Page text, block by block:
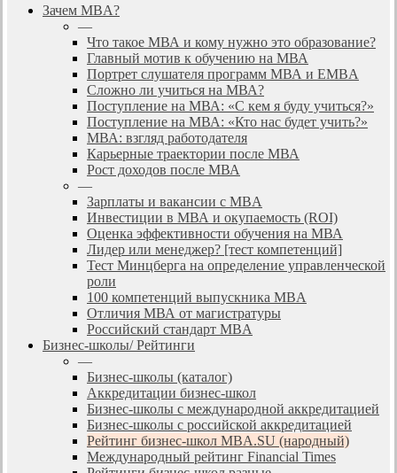
search
Menu
Зачем MBA?
—
Что такое МВА и кому нужно это образование?
Главный мотив к обучению на МВА
Портрет слушателя программ МВА и EMBA
Сложно ли учиться на МВА?
Поступление на МВА: «С кем я буду учиться?»
Поступление на МВА: «Кто нас будет учить?»
МВА: взгляд работодателя
Карьерные траектории после МВА
Рост доходов после МВА
—
Зарплаты и вакансии с MBA
Инвестиции в МВА и окупаемость (ROI)
Оценка эффективности обучения на МВА
Лидер или менеджер? [тест компетенций]
Тест Минцберга на определение управленческой
роли
100 компетенций выпускника MBA
Отличия МВА от магистратуры
Российский стандарт MBA
Бизнес-школы/ Рейтинги
—
Бизнес-школы (каталог)
Аккредитации бизнес-школ
Бизнес-школы с международной аккредитацией
Бизнес-школы с российской аккредитацией
Рейтинг бизнес-школ MBA.SU (народный)
Международный рейтинг Financial Times